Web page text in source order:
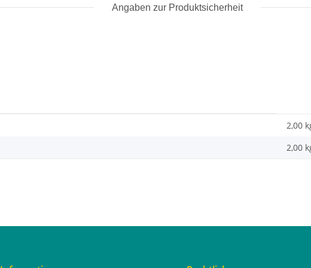
Angaben zur Produktsicherheit
2,00
2,00